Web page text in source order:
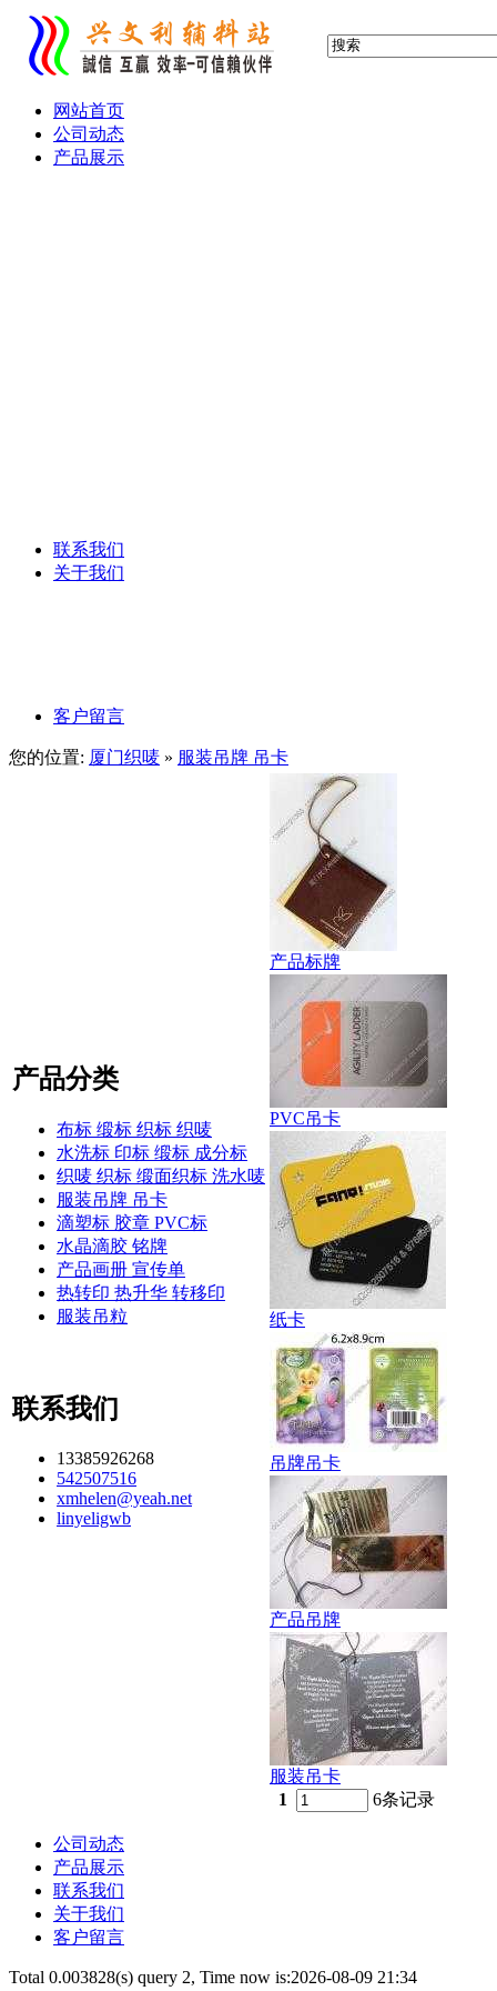
网站首页
公司动态
产品展示
联系我们
关于我们
客户留言
您的位置: 厦门织唛 » 服装吊牌 吊卡
产品分类
布标 缎标 织标 织唛
水洗标 印标 缎标 成分标
织唛 织标 缎面织标 洗水唛
服装吊牌 吊卡
滴塑标 胶章 PVC标
水晶滴胶 铭牌
产品画册 宣传单
热转印 热升华 转移印
服装吊粒
联系我们
13385926268
542507516
xmhelen@yeah.net
linyeligwb
产品标牌
PVC吊卡
纸卡
吊牌吊卡
产品吊牌
服装吊卡
1
6条记录
公司动态
产品展示
联系我们
关于我们
客户留言
Total 0.003828(s) query 2, Time now is:2026-08-09 21:34